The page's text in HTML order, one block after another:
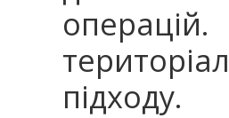
підходу.